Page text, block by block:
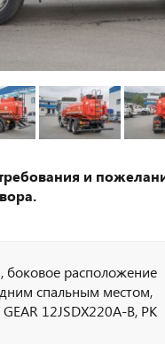
и
боковое расположение
спальным местом,
12JSDX220A-B, РК